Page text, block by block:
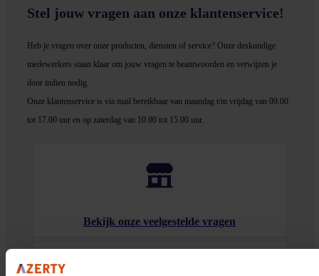
Stel jouw vragen aan onze klantenservice!
Heb je vragen over onze producten, diensten of service? Onze deskundige
medewerkers staan klaar om jouw vragen te beantwoorden en verwijzen je
door indien nodig.
Onze klantenservice is via mail bereikbaar van maandag t/m vrijdag van 09.00
tot 17.00 uur en op zaterdag van 10.00 tot 15.00 uur.
Bekijk onze veelgestelde vragen